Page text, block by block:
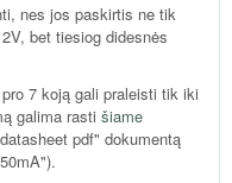
nes jos paskirtis ne tik
bet tiesiog didesnės
7 koją gali praleisti tik iki
galima rasti šiame
pdf" dokumentą